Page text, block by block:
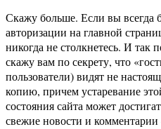
Скажу больше. Если вы всегда
авторизации на главной
никогда не столкнетесь. И так
скажу вам по секрету, что
пользователи) видят не
копию, причем устаревание
состояния сайта может
свежие новости и